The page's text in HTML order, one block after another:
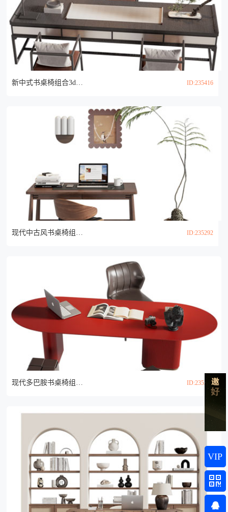
新中式书桌椅组合3d模型 ID:235416
现代中古风书桌椅组合3d模型 ID:235292
现代多巴胺书桌椅组合3d模型 ID:235277
VIP